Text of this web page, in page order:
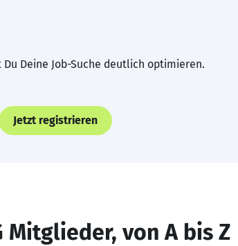
Deine Job-Suche deutlich optimieren.
Jetzt registrieren
Mitglieder, von A bis Z